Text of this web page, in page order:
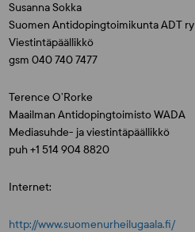
Susanna Sokka
Suomen Antidopingtoimikunta ADT ry
Viestintäpäällikkö
gsm 040 740 7477
Terence O’Rorke
Maailman Antidopingtoimisto WADA
Mediasuhde- ja viestintäpäällikkö
puh +1 514 904 8820
Internet:
http://www.suomenurheilugaala.fi/